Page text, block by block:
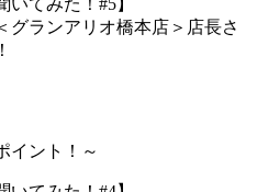
グランアリオ橋本店＞店長さ
イント！～